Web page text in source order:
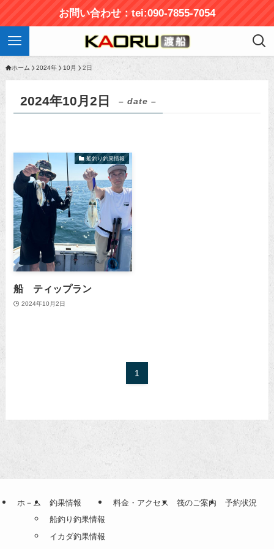
お問い合わせ：tei:090-7855-7054
ホーム 2024年 10月 2日
2024年10月2日 – date –
船釣り釣果情報
船 ティップラン
2024年10月2日
1
ホ－ム
釣果情報
船釣り釣果情報
イカダ釣果情報
料金・アクセス 筏のご案内 予約状況